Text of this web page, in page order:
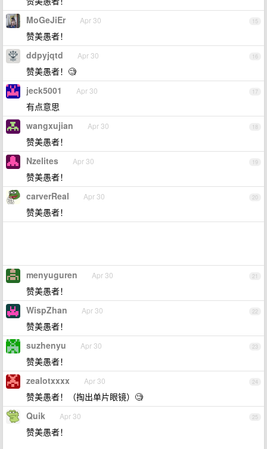
15
MoGeJiEr Apr 30
赞美愚者！
16
ddpyjqtd Apr 30
赞美愚者！🧐
17
jeck5001 Apr 30
有点意思
18
wangxujian Apr 30
赞美愚者！
19
Nzelites Apr 30
赞美愚者！
20
carverReal Apr 30
赞美愚者！
21
menyuguren Apr 30
赞美愚者！
22
WispZhan Apr 30
赞美愚者！
23
suzhenyu Apr 30
赞美愚者！
24
zealotxxxx Apr 30
赞美愚者！（掏出单片眼镜）🧐
25
Quik Apr 30
赞美愚者！